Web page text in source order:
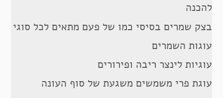
להכנה
בצק שמרים בסיסי כמו של פעם מתאים לכל סוגי
עוגות השמרים
עוגיות לינצר ריבה ופירורים
עוגת פרי משמשים משגעת של סוף העונה